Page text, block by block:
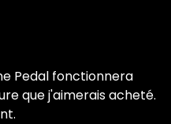
Pedal fonctionnera
que j'aimerais acheté.